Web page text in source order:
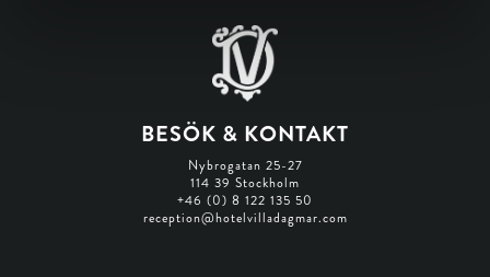
BESÖK & KONTAKT
Nybrogatan 25-27
114 39 Stockholm
+46 (0) 8 122 135 50
reception@hotelvilladagmar.com